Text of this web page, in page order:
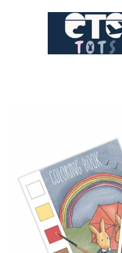
CĂRUCIOARE & SCAUNE
accesorii scaun auto
accesorii scaun avion